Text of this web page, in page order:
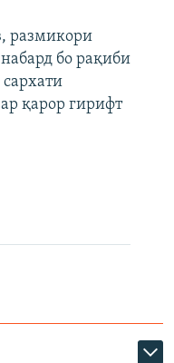
480p
360p
480p
размикори
бо рақиби
қарор гирифт